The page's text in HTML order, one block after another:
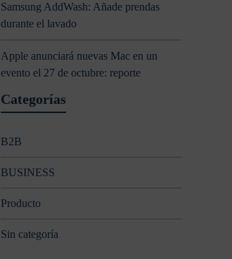
Samsung AddWash: Añade prendas
durante el lavado
Apple anunciará nuevas Mac en un
evento el 27 de octubre: reporte
Categorías
B2B
BUSINESS
Producto
Sin categoría